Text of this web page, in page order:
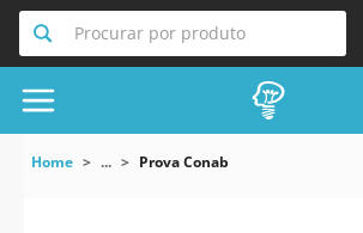
Procurar por produto
Home ... Prova Conab